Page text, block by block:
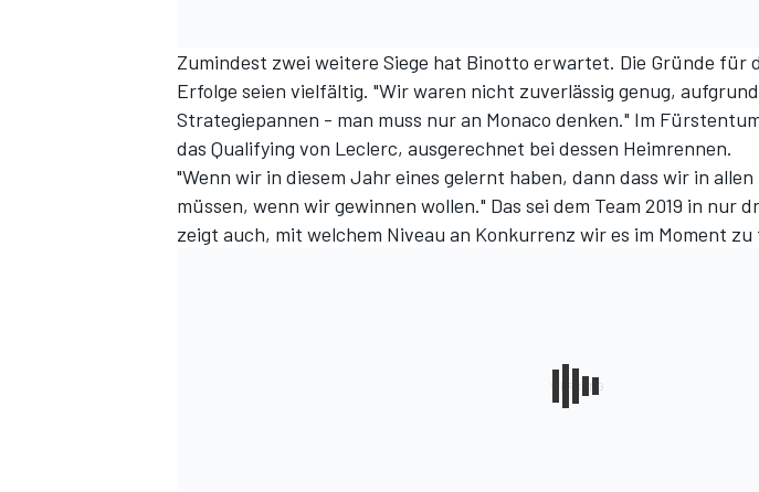
Zumindest zwei weitere Siege hat Binotto erwartet. Die Gründe für
Erfolge seien vielfältig. "Wir waren nicht zuverlässig genug,
Strategiepannen - man muss nur an Monaco denken." Im
das Qualifying von Leclerc, ausgerechnet bei dessen Heimrennen.
"Wenn wir in diesem Jahr eines gelernt haben, dann dass wir in
müssen, wenn wir gewinnen wollen." Das sei dem Team 2019 in nur
zeigt auch, mit welchem Niveau an Konkurrenz wir es im Moment zu